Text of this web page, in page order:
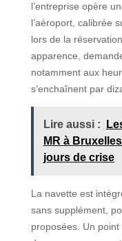
l’entreprise opère
l’aéroport, calibrée
lors de la
apparence,
notamment aux
s’enchaînent par
Lire aussi :
MR à
jours de crise
La navette est
sans supplément,
proposées. Un